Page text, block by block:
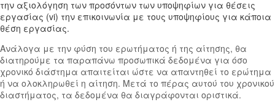
την αξιολόγηση των προσόντων των υποψηφίων για θέσεις
εργασίας (vi) την επικοινωνία με τους υποψηφίους για κάποια
θέση εργασίας.
Ανάλογα με την φύση του ερωτήματος ή της αίτησης, θα
διατηρούμε τα παραπάνω προσωπικά δεδομένα για όσο
χρονικό διάστημα απαιτείται ώστε να απαντηθεί το ερώτημα
ή να ολοκληρωθεί η αίτηση. Μετά το πέρας αυτού του χρονικού
διαστήματος, τα δεδομένα θα διαγράφονται οριστικά.